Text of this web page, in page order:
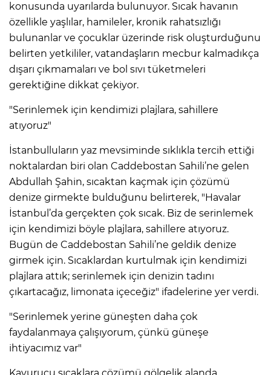
konusunda uyarılarda bulunuyor. Sıcak havanın
özellikle yaşlılar, hamileler, kronik rahatsızlığı
bulunanlar ve çocuklar üzerinde risk oluşturduğunu
belirten yetkililer, vatandaşların mecbur kalmadıkça
dışarı çıkmamaları ve bol sıvı tüketmeleri
gerektiğine dikkat çekiyor.
"Serinlemek için kendimizi plajlara, sahillere
atıyoruz"
İstanbulluların yaz mevsiminde sıklıkla tercih ettiği
noktalardan biri olan Caddebostan Sahili’ne gelen
Abdullah Şahin, sıcaktan kaçmak için çözümü
denize girmekte bulduğunu belirterek, "Havalar
İstanbul’da gerçekten çok sıcak. Biz de serinlemek
için kendimizi böyle plajlara, sahillere atıyoruz.
Bugün de Caddebostan Sahili’ne geldik denize
girmek için. Sıcaklardan kurtulmak için kendimizi
plajlara attık; serinlemek için denizin tadını
çıkartacağız, limonata içeceğiz" ifadelerine yer verdi.
"Serinlemek yerine güneşten daha çok
faydalanmaya çalışıyorum, çünkü güneşe
ihtiyacımız var"